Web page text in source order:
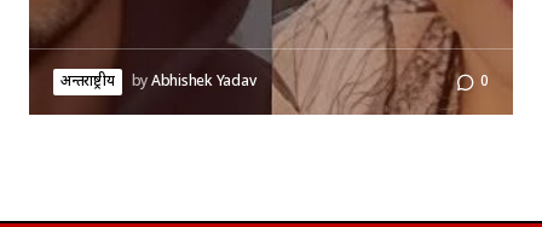
अन्तर्राष्ट्रीय byAbhishek Yadav 0